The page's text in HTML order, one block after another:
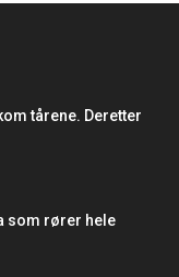
tårene. Deretter
som rører hele